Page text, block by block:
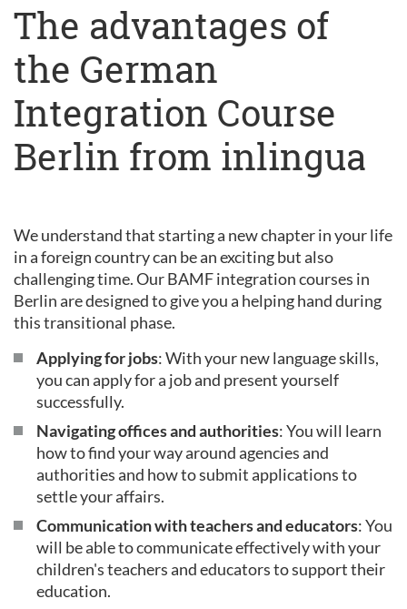
The advantages of
the German
Integration Course
Berlin from inlingua
We understand that starting a new chapter in your life
in a foreign country can be an exciting but also
challenging time. Our BAMF integration courses in
Berlin are designed to give you a helping hand during
this transitional phase.
Applying for jobs: With your new language skills,
you can apply for a job and present yourself
successfully.
Navigating offices and authorities: You will learn
how to find your way around agencies and
authorities and how to submit applications to
settle your affairs.
Communication with teachers and educators: You
will be able to communicate effectively with your
children's teachers and educators to support their
education.